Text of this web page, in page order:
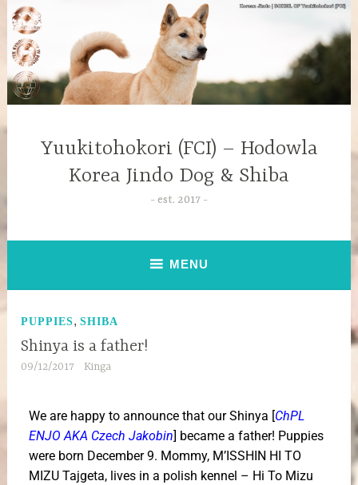
Yuukitohokori (FCI) – Hodowla
Korea Jindo Dog & Shiba
est. 2017
MENU
PUPPIES,SHIBA
Shinya is a father!
09/12/2017 Kinga
We are happy to announce that our Shinya [ChPL
ENJO AKA Czech Jakobin] became a father! Puppies
were born December 9. Mommy, M’ISSHIN HI TO
MIZU Tajgeta, lives in a polish kennel – Hi To Mizu